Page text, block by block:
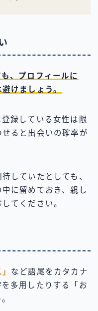
、プロフィールに
けましょう。
録している女性は限
ると出会いの確率が
していたとしても、
に留めておき、親し
てください。
など語尾をカタカナ
多用したりする「お